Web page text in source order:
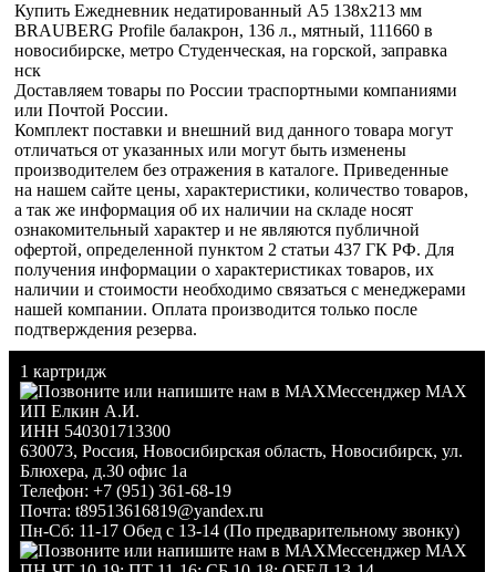
Купить Ежедневник недатированный А5 138x213 мм
BRAUBERG Profile балакрон, 136 л., мятный, 111660 в
новосибирске, метро Студенческая, на горской, заправка
нск
Доставляем товары по России траспортными компаниями
или Почтой России.
Комплект поставки и внешний вид данного товара могут
отличаться от указанных или могут быть изменены
производителем без отражения в каталоге. Приведенные
на нашем сайте цены, характеристики, количество товаров,
а так же информация об их наличии на складе носят
ознакомительный характер и не являются публичной
офертой, определенной пунктом 2 статьи 437 ГК РФ. Для
получения информации о характеристиках товаров, их
наличии и стоимости необходимо связаться с менеджерами
нашей компании. Оплата производится только после
подтверждения резерва.
1 картридж
Мессенджер MAX
ИП Елкин А.И.
ИНН 540301713300
630073, Россия, Новосибирская область, Новосибирск, ул.
Блюхера, д.30 офис 1а
Телефон: +7 (951) 361-68-19
Почта: t89513616819@yandex.ru
Пн-Сб: 11-17 Обед с 13-14 (По предварительному звонку)
Мессенджер MAX